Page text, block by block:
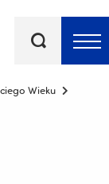
kluczowe
Wieku